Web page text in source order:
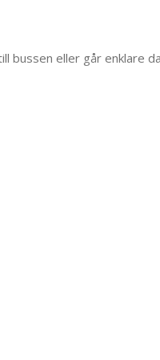
bussen eller går enklare